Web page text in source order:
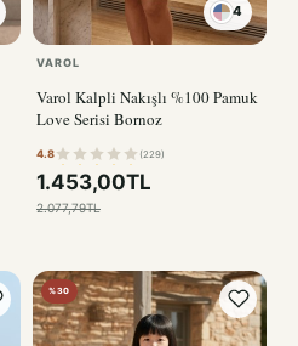
4
KIRMIZI
VAROL
Varol Kalpli Nakışlı %100 Pamuk
Love Serisi Bornoz
4.8 (229)
1.453,00TL
2.077,79TL
%30